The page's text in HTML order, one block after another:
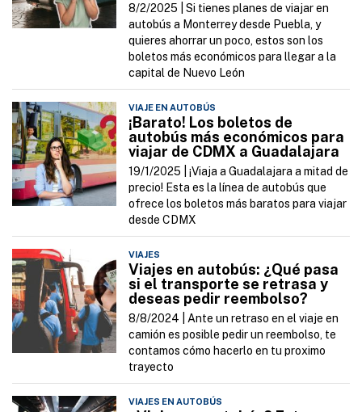
8/2/2025 |Si tienes planes de viajar en
autobús a Monterrey desde Puebla, y
quieres ahorrar un poco, estos son los
boletos más económicos para llegar a la
capital de Nuevo León
VIAJE EN AUTOBÚS
¡Barato! Los boletos de
autobús más económicos para
viajar de CDMX a Guadalajara
19/1/2025 |¡Viaja a Guadalajara a mitad de
precio! Esta es la línea de autobús que
ofrece los boletos más baratos para viajar
desde CDMX
VIAJES
Viajes en autobús: ¿Qué pasa
si el transporte se retrasa y
deseas pedir reembolso?
8/8/2024 | Ante un retraso en el viaje en
camión es posible pedir un reembolso, te
contamos cómo hacerlo en tu proximo
trayecto
VIAJES EN AUTOBÚS